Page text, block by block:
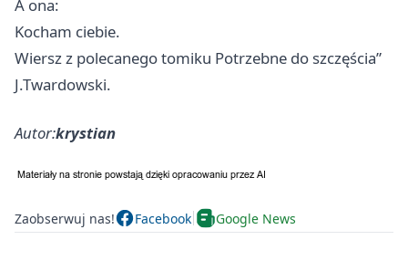
A ona:
Kocham ciebie.
Wiersz z polecanego tomiku Potrzebne do szczęścia”
J.Twardowski.
Autor:krystian
Zaobserwuj nas! Facebook Google News